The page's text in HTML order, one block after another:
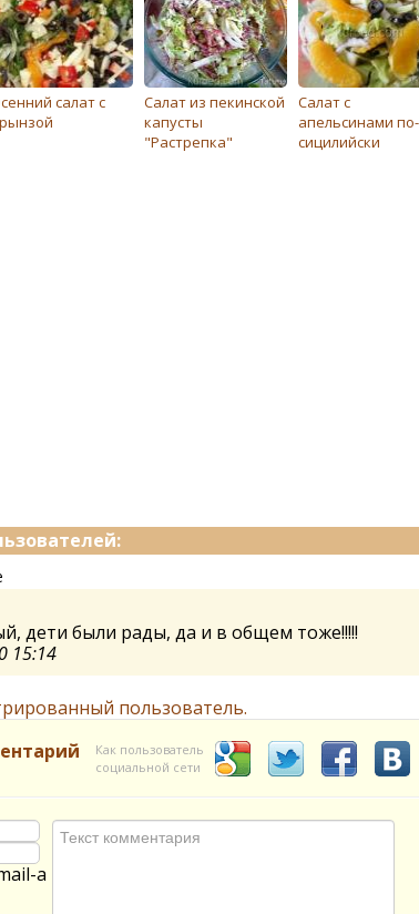
салат с
Салат из пекинской
капусты
"Растрепка"
Салат с
апельсинами по-
сицилийски
дети были рады, да и в общем тоже!!!!!
15:14
пользователь.
Как пользователь
социальной сети
а